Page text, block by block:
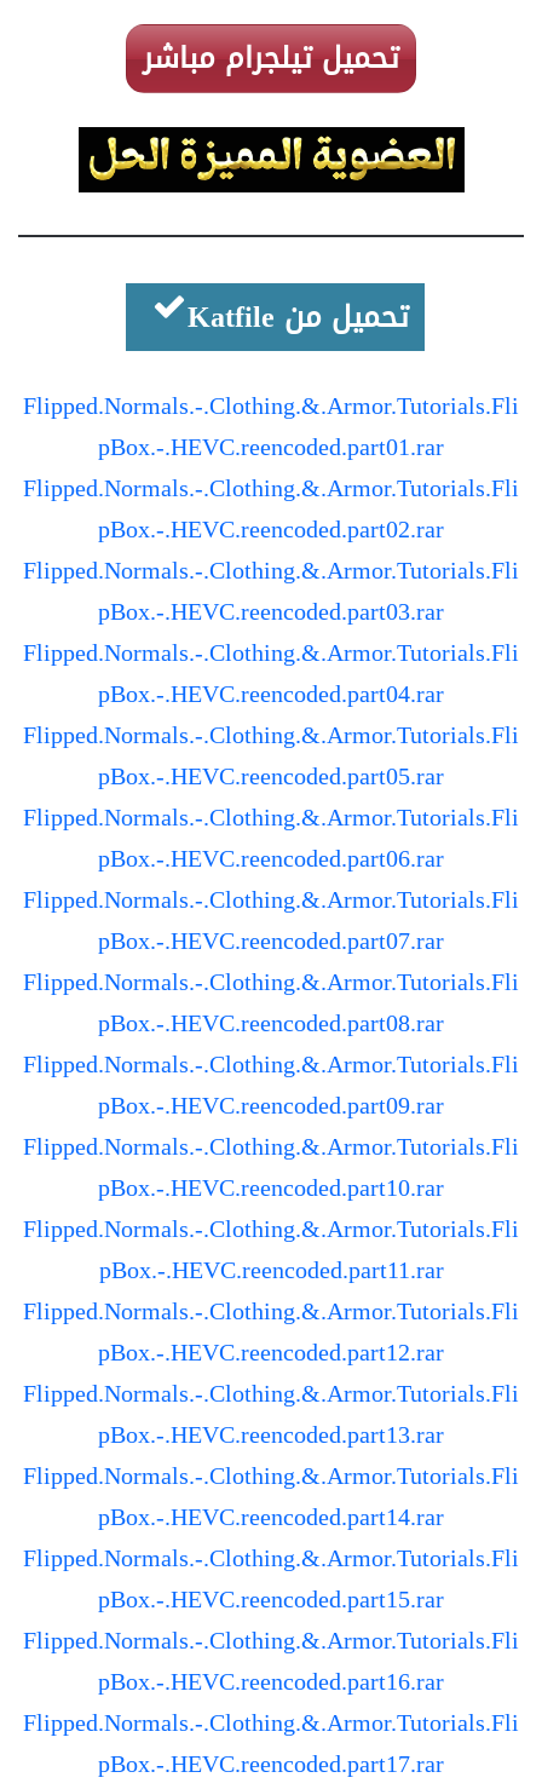
تحميل تيلجرام مباشر
تحميل من Katfile
Flipped.Normals.-.Clothing.&.Armor.Tutorials.Fli
pBox.-.HEVC.reencoded.part01.rar
Flipped.Normals.-.Clothing.&.Armor.Tutorials.Fli
pBox.-.HEVC.reencoded.part02.rar
Flipped.Normals.-.Clothing.&.Armor.Tutorials.Fli
pBox.-.HEVC.reencoded.part03.rar
Flipped.Normals.-.Clothing.&.Armor.Tutorials.Fli
pBox.-.HEVC.reencoded.part04.rar
Flipped.Normals.-.Clothing.&.Armor.Tutorials.Fli
pBox.-.HEVC.reencoded.part05.rar
Flipped.Normals.-.Clothing.&.Armor.Tutorials.Fli
pBox.-.HEVC.reencoded.part06.rar
Flipped.Normals.-.Clothing.&.Armor.Tutorials.Fli
pBox.-.HEVC.reencoded.part07.rar
Flipped.Normals.-.Clothing.&.Armor.Tutorials.Fli
pBox.-.HEVC.reencoded.part08.rar
Flipped.Normals.-.Clothing.&.Armor.Tutorials.Fli
pBox.-.HEVC.reencoded.part09.rar
Flipped.Normals.-.Clothing.&.Armor.Tutorials.Fli
pBox.-.HEVC.reencoded.part10.rar
Flipped.Normals.-.Clothing.&.Armor.Tutorials.Fli
pBox.-.HEVC.reencoded.part11.rar
Flipped.Normals.-.Clothing.&.Armor.Tutorials.Fli
pBox.-.HEVC.reencoded.part12.rar
Flipped.Normals.-.Clothing.&.Armor.Tutorials.Fli
pBox.-.HEVC.reencoded.part13.rar
Flipped.Normals.-.Clothing.&.Armor.Tutorials.Fli
pBox.-.HEVC.reencoded.part14.rar
Flipped.Normals.-.Clothing.&.Armor.Tutorials.Fli
pBox.-.HEVC.reencoded.part15.rar
Flipped.Normals.-.Clothing.&.Armor.Tutorials.Fli
pBox.-.HEVC.reencoded.part16.rar
Flipped.Normals.-.Clothing.&.Armor.Tutorials.Fli
pBox.-.HEVC.reencoded.part17.rar